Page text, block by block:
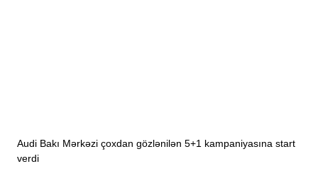
Audi Bakı Mərkəzi çoxdan gözlənilən 5+1 kampaniyasına start
verdi